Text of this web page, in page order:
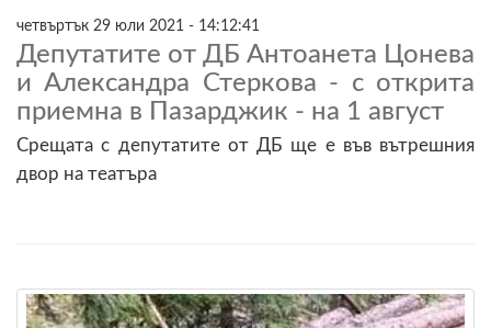
четвъртък 29 юли 2021 - 14:12:41
Депутатите от ДБ Антоанета Цонева
и Александра Стеркова - с открита
приемна в Пазарджик - на 1 август
Срещата с депутатите от ДБ ще е във вътрешния
двор на театъра